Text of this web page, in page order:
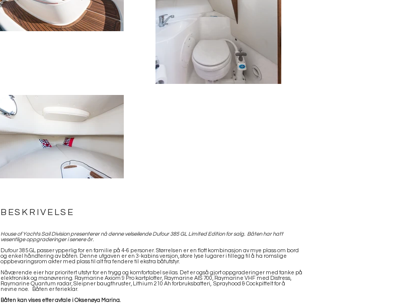
BESKRIVELSE
House of Yachts Sail Division presenterer nå denne velseilende Dufour 385 GL Limited Edition for salg. Båten har hatt
vesentlige oppgraderinger i senere år.
Dufour 385 GL passer ypperlig for en familie på 4-6 personer. Størrelsen er en flott kombinasjon av mye plass om bord
og enkel håndtering av båten. Denne utgaven er en 3-kabins versjon, store lyse lugarer i tillegg til å ha romslige
oppbevaringsrom akter med plass til alt fra fendere til ekstra båtutstyr.
Nåværende eier har prioritert utstyr for en trygg og komfortabel seilas. Det er også gjort oppgraderinger med tanke på
elektronikk og manøvrering. Raymarine Axiom 9 Pro kartplotter, Raymarine AIS 700, Raymarine VHF med Distress,
Raymarine Quantum radar, Sleipner baugthruster, Lithium 210 Ah forbruksbatteri, Sprayhood & Cockpittelt for å
nevne noe. Båten er ferieklar.
Båten kan vises etter avtale i Oksenøya Marina.